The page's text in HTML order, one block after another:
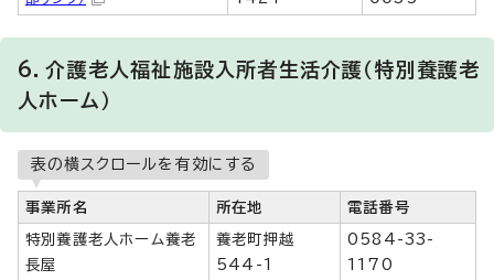
6．介護老人福祉施設入所者生活介護（特別養護老
人ホーム）
表の横スクロールを有効にする
事業所名 所在地 電話番号
特別養護老人ホーム養老
長屋
養老町押越
544-1
0584-33-
1170